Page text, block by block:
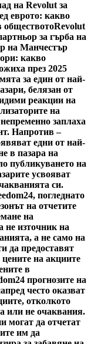
на Revolut за
еврото: какво
обществотоRevolut
за гърба на
на Манчестър
какво
през 2025
за един от най-
белязан от
реакции на
на
заплаха
Напротив –
едни от най-
в пазара на
публикуването на
усвояват
си.
погледнато
на отчетите
на
не източник на
а не само на
да предоставят
на акциите
в
прогнозите на
често оказват
отколкото
или не очаквания.
могат да отчетат
им да